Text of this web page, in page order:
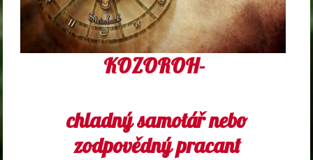
KOZOROH-
chladný samotář nebo
zodpovědný pracant